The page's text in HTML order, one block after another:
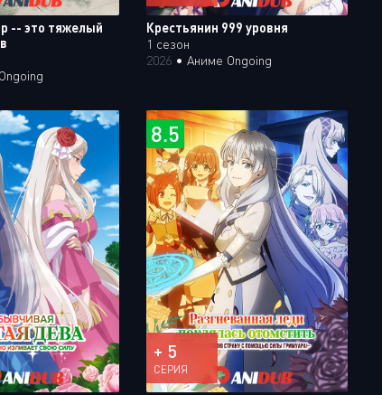
-- это тяжелый
Крестьянин 999 уровня
1 сезон
2026 •Аниме Ongoing
8.5
+ 5
СЕРИЯ